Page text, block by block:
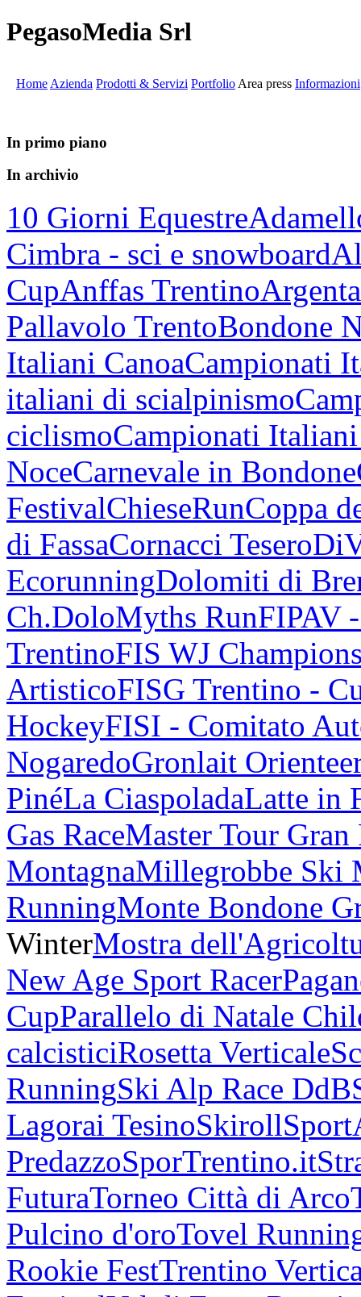
PegasoMedia Srl
Home Azienda Prodotti & Servizi Portfolio Area press Informazioni
In primo piano
In archivio
10 Giorni Equestre
Cimbra - sci e snowboard
CupAnffas Trentino
Pallavolo TrentoBondone
Italiani CanoaCampionati
italiani di scialpinismo
ciclismoCampionati
NoceCarnevale in Bondone
FestivalChieseRunCoppa
di FassaCornacci Tesero
EcorunningDolomiti di
Ch.DoloMyths RunFIPAV
TrentinoFIS WJ
ArtisticoFISG Trentino -
HockeyFISI - Comitato
NogaredoGronlait
PinéLa CiaspoladaLatte in
Gas RaceMaster Tour Gran
MontagnaMillegrobbe Ski
RunningMonte Bondone
WinterMostra
New Age Sport Racer
CupParallelo di Natale
calcisticiRosetta Verticale
RunningSki Alp Race DdB
Lagorai TesinoSkiroll
PredazzoSporTrentino.it
FuturaTorneo Città di Arco
Pulcino d'oroTovel
Rookie FestTrentino